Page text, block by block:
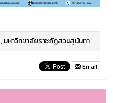
,มหาวิทยาลัยราชภัฏสวนสุนันทา
Email